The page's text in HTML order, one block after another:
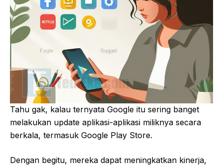
Tahu gak, kalau ternyata Google itu sering banget
melakukan update aplikasi-aplikasi miliknya secara
berkala, termasuk Google Play Store.
Dengan begitu, mereka dapat meningkatkan kinerja,